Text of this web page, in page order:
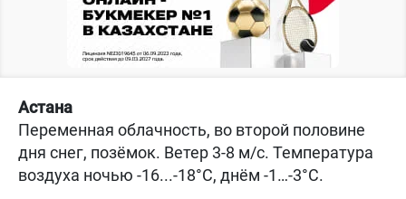
Астана
Переменная облачность, во второй половине
дня снег, позёмок. Ветер 3-8 м/с. Температура
воздуха ночью -16...-18°C, днём -1…-3°C.